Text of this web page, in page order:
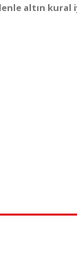
altın kural